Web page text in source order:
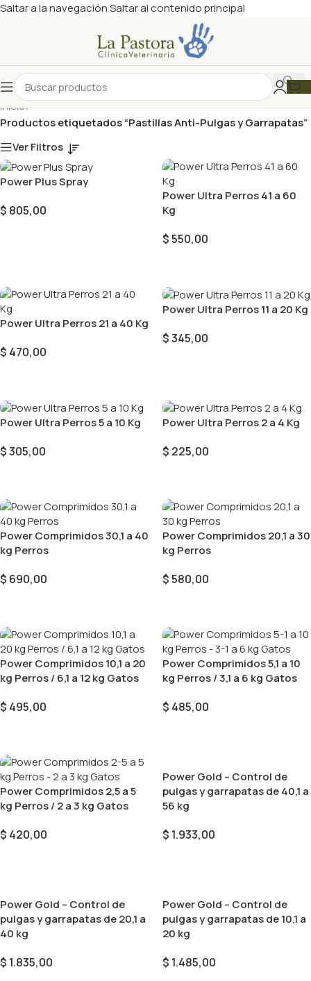
Saltar a la navegaciónSaltar al contenido principal
Inicio/
Productos etiquetados “Pastillas Anti-Pulgas y Garrapatas”
Ver Filtros
Power Plus Spray
$ 805,00
Power Ultra Perros 41 a 60
Kg
$550,00
Power Ultra Perros 21 a 40 Kg
$ 470,00
Power Ultra Perros 11 a 20 Kg
$345,00
Power Ultra Perros 5 a 10 Kg
$305,00
Power Ultra Perros 2 a 4 Kg
$ 225,00
Power Comprimidos 30,1 a 40
kg Perros
$ 690,00
Power Comprimidos 20,1 a 30
kg Perros
$580,00
Power Comprimidos 10,1 a 20
kg Perros / 6,1 a 12 kg Gatos
$ 495,00
Power Comprimidos 5,1 a 10
kg Perros / 3,1 a 6 kg Gatos
$ 485,00
Power Comprimidos 2,5 a 5
kg Perros / 2 a 3 kg Gatos
$ 420,00
Power Gold – Control de
pulgas y garrapatas de 40,1 a
56 kg
$ 1.933,00
Power Gold – Control de
pulgas y garrapatas de 20,1 a
40 kg
$ 1.835,00
Power Gold – Control de
pulgas y garrapatas de 10,1 a
20 kg
$ 1.485,00